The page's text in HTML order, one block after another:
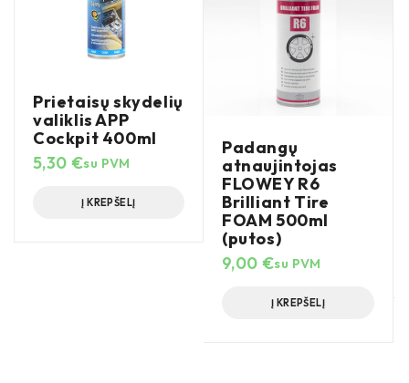
Prietaisų skydelių
valiklis APP
Cockpit 400ml
5,30 €su PVM
Į KREPŠELĮ
Padangų
atnaujintojas
FLOWEY R6
Brilliant Tire
FOAM 500ml
(putos)
9,00 €su PVM
Į KREPŠELĮ